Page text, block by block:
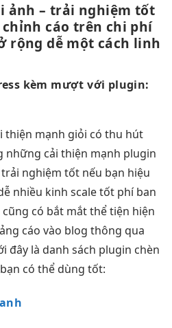
ảnh –trải nghiệm tốt
cáo trên chi phí
rộng dễ một cách linh
kèm mượt với plugin:
thiện mạnh giỏi có thu hút
những cải thiện mạnh plugin
trải nghiệm tốt nếu bạn hiệu
nhiều kinh scale tốt phí ban
cũng có bắt mắtthể tiện hiện
cáo vào blog thông qua
đây là danh sách plugin chèn
có thể dùng tốt: